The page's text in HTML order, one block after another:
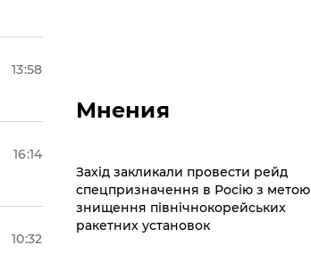
13:58
16:14
10:32
Мнения
​Захід закликали провести рейд
спецпризначення в Росію з метою
знищення північнокорейських
ракетних установок